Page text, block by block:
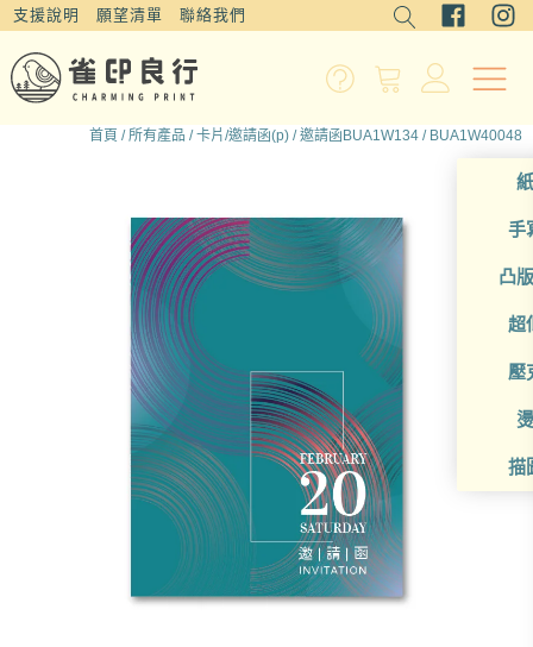
支援說明 願望清單 聯絡我們
手
凸
超
壓
描
首頁 /所有產品 /卡片/邀請函(p) /邀請函BUA1W134 / BUA1W40048